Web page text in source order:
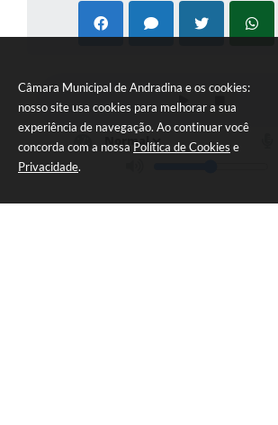
Câmara Municipal de Andradina e os cookies:
nosso site usa cookies para melhorar a sua
experiência de navegação. Ao continuar você
concorda com a nossa Política de Cookies e
Privacidade.